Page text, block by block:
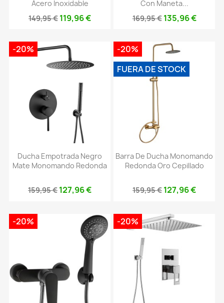
Acero Inoxidable
149,95 € 119,96 €
Con Maneta...
169,95 € 135,96 €
Ducha Empotrada Negro
Mate Monomando Redonda
159,95 € 127,96 €
-20%
Barra De Ducha Monomando
Redonda Oro Cepillado
159,95 € 127,96 €
-20%
FUERA DE STOCK
-20% -20%